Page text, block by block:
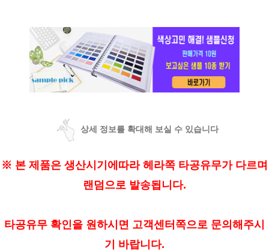
상세 정보를 확대해 보실 수 있습니다
※ 본 제품은 생산시기에따라 헤라쪽 타공유무가 다르며
랜덤으로 발송됩니다.
타공유무 확인을 원하시면 고객센터쪽으로 문의해주시
기 바랍니다.